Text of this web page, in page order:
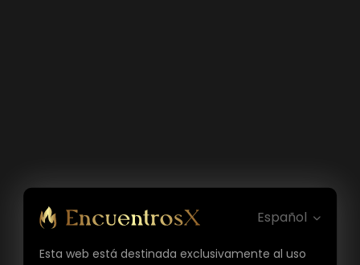
Español
Esta web está destinada exclusivamente al uso